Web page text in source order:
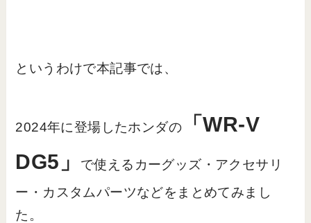
というわけで本記事では、
2024年に登場したホンダの
「WR-V
DG5」
で使えるカーグッズ・アクセサリ
ー・カスタムパーツなどをまとめてみまし
た。